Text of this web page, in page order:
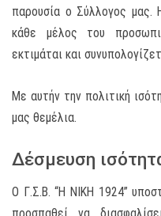
παρουσία ο Σύλλογος μας.
κάθε μέλος του
εκτιμάται και
Με αυτήν την πολιτική
μας θεμέλια.
Δέσμευση
Ο Γ.Σ.Β. “Η ΝΙΚΗ 1924”